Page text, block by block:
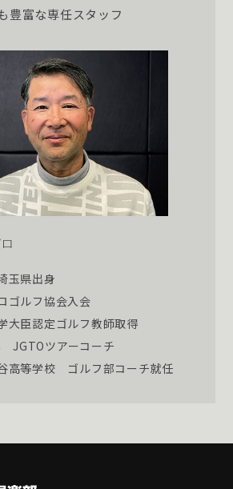
豊富な専任スタッフ
玉県出身
ゴルフ協会入会
大臣認定ゴルフ教師取得
JGTOツアーコーチ
高等学校 ゴルフ部コーチ就任